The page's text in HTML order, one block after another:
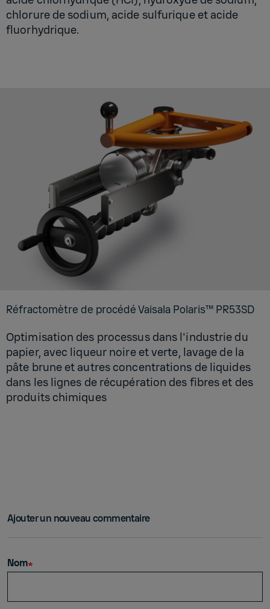
chlorure de sodium, acide sulfurique et acide
fluorhydrique.
Réfrac­to­mètre de pro­cédé Vai­sala Pola­ris™ PR53SD
Optimisation des processus dans l'industrie du
papier, avec liqueur noire et verte, lavage de la
pâte brune et autres concentrations de liquides
dans les lignes de récupération des fibres et des
produits chimiques
Ajouter un nouveau commentaire
Nom